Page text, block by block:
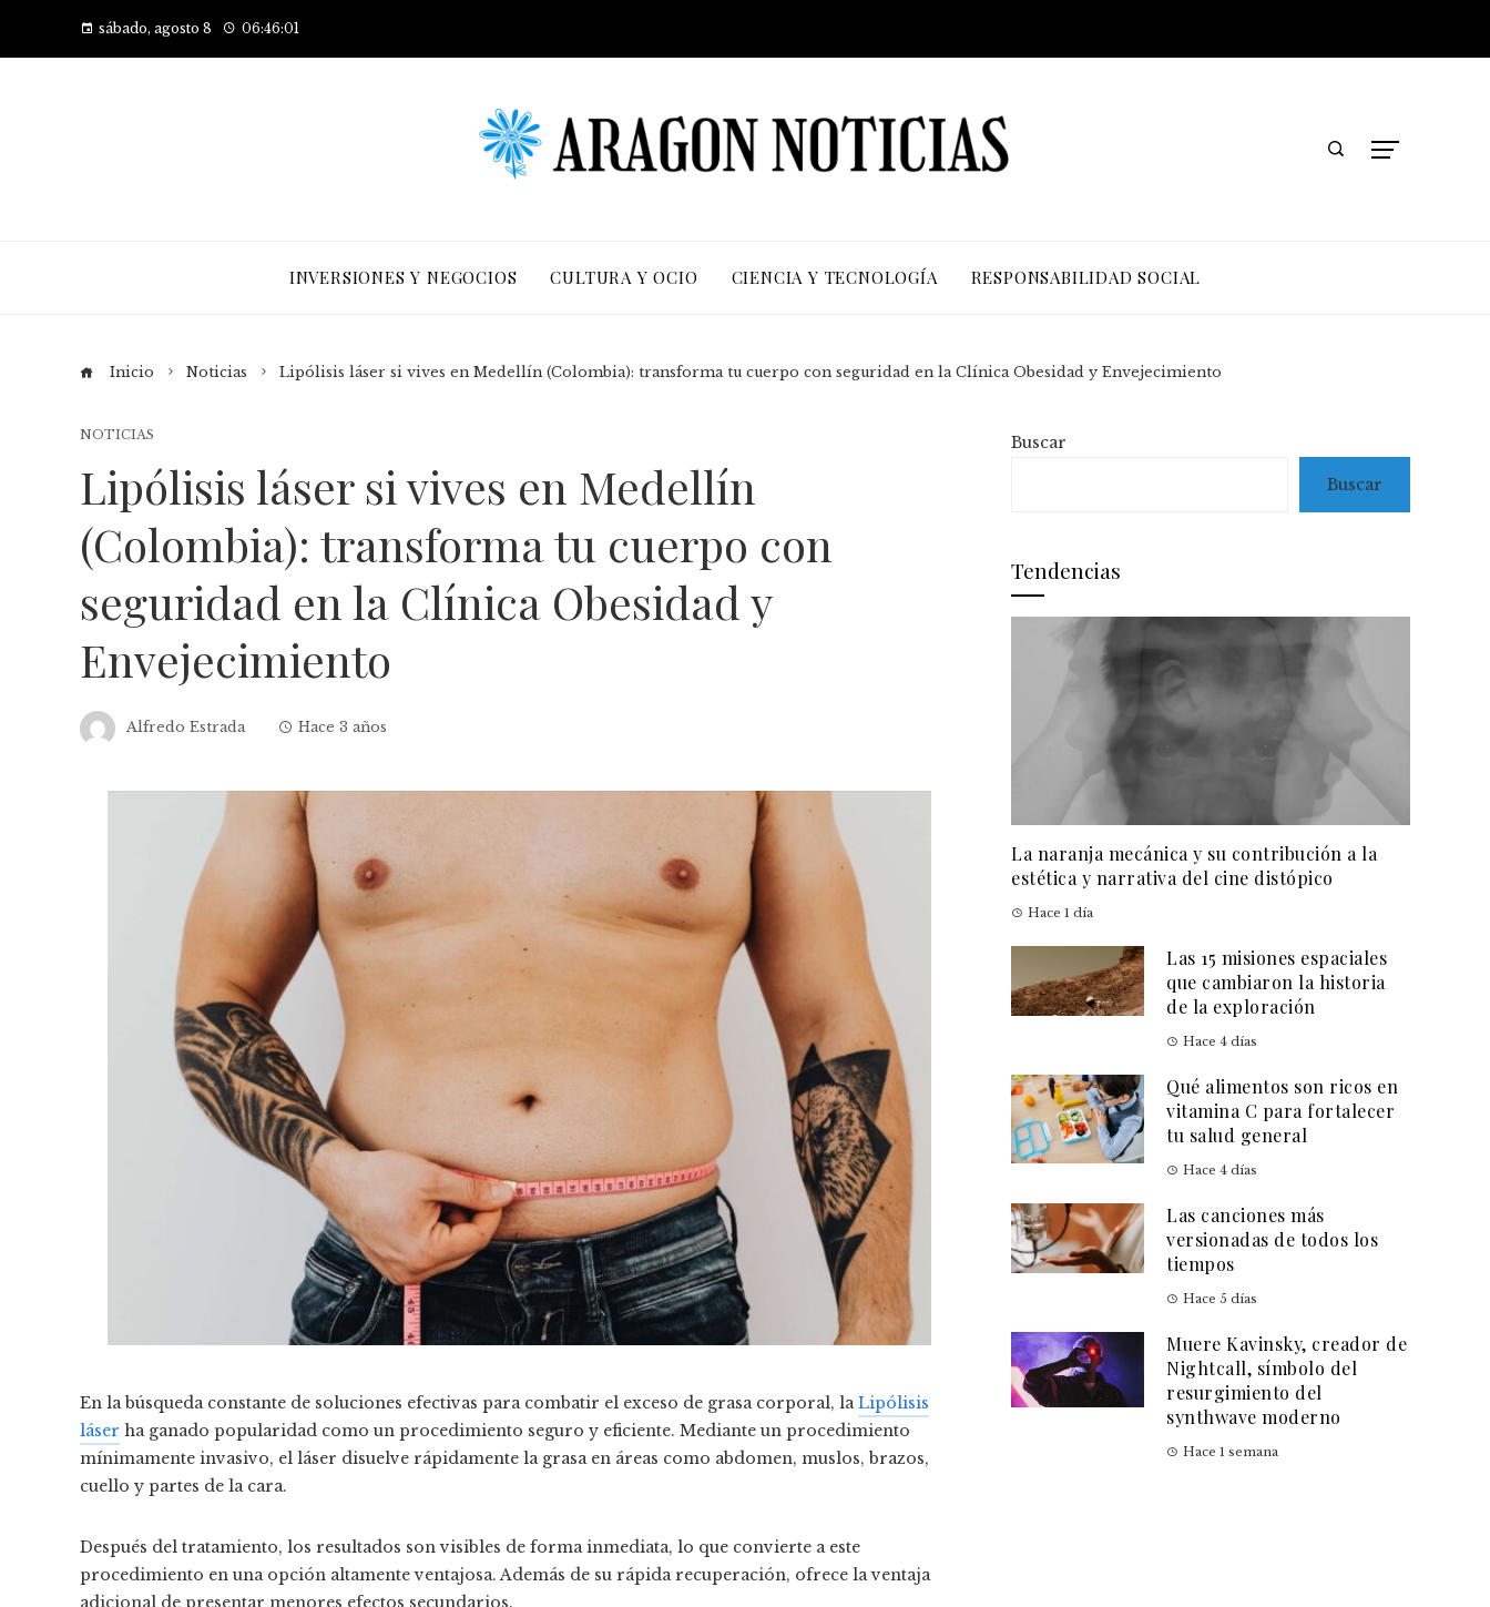
sábado, agosto 8 06:46:02
INVERSIONES Y NEGOCIOS CULTURA Y OCIO CIENCIA Y TECNOLOGÍA RESPONSABILIDAD SOCIAL
Inicio Noticias Lipólisis láser si vives en Medellín (Colombia): transforma tu cuerpo con seguridad en la Clínica Obesidad y Envejecimiento
NOTICIAS
Lipólisis láser si vives en Medellín
(Colombia): transforma tu cuerpo con
seguridad en la Clínica Obesidad y
Envejecimiento
Alfredo Estrada Hace 3 años
En la búsqueda constante de soluciones efectivas para combatir el exceso de grasa corporal, laLipólisis
láser ha ganado popularidad como un procedimiento seguro y eficiente. Mediante un procedimiento
mínimamente invasivo, el láser disuelve rápidamente la grasa en áreas como abdomen, muslos, brazos,
cuello y partes de la cara.
Después del tratamiento, los resultados son visibles de forma inmediata, lo que convierte a este
procedimiento en una opción altamente ventajosa. Además de su rápida recuperación, ofrece la ventaja
adicional de presentar menores efectos secundarios.
Buscar
Buscar
Tendencias
La naranja mecánica y su contribución a la
estética y narrativa del cine distópico
Hace 1 día
Las 15 misiones espaciales
que cambiaron la historia
de la exploración
Hace 4 días
Qué alimentos son ricos en
vitamina C para fortalecer
tu salud general
Hace 4 días
Las canciones más
versionadas de todos los
tiempos
Hace 5 días
Muere Kavinsky, creador de
Nightcall, símbolo del
resurgimiento del
synthwave moderno
Hace 1 semana